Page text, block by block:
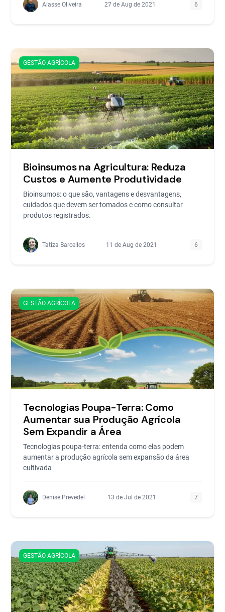
Alasse Oliveira 27 de Aug de 2021 6
GESTÃO AGRÍCOLA
Bioinsumos na Agricultura: Reduza
Custos e Aumente Produtividade
Bioinsumos: o que são, vantagens e desvantagens,
cuidados que devem ser tomados e como consultar
produtos registrados.
Tatiza Barcellos 11 de Aug de 2021 6
GESTÃO AGRÍCOLA
Tecnologias Poupa-Terra: Como
Aumentar sua Produção Agrícola
Sem Expandir a Área
Tecnologias poupa-terra: entenda como elas podem
aumentar a produção agrícola sem expansão da área
cultivada
Denise Prevedel 13 de Jul de 2021 7
GESTÃO AGRÍCOLA